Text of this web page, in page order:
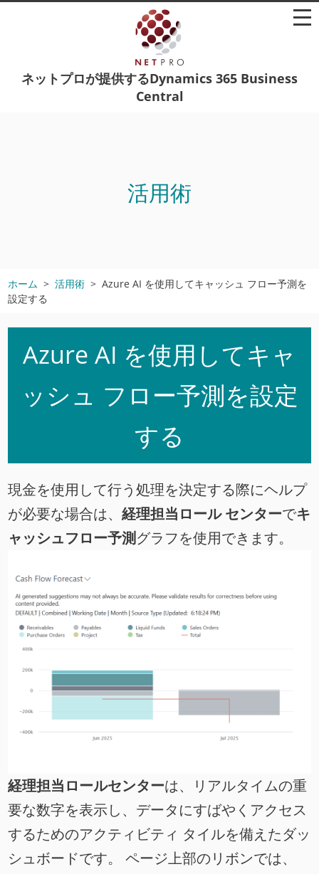
ネットプロが提供するDynamics 365 Business
Central
活用術
ホーム 活用術
Azure AI を使用してキャッシュ フロー予測を
設定する
Azure AI を使用してキャ
ッシュ フロー予測を設定
する
現金を使用して行う処理を決定する際にヘルプ
が必要な場合は、経理担当ロール センターでキ
ャッシュフロー予測グラフを使用できます。
経理担当ロールセンターは、リアルタイムの重
要な数字を表示し、データにすばやくアクセス
するためのアクティビティ タイルを備えたダッ
シュボードです。 ページ上部のリボンでは、